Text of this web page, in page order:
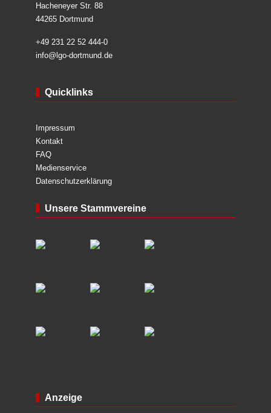
Hacheneyer Str. 88
44265 Dortmund
+49 231 22 52 444-0
info@lgo-dortmund.de
Quicklinks
Impressum
Kontakt
FAQ
Medienservice
Datenschutzerklärung
Unsere Stammvereine
Anzeige